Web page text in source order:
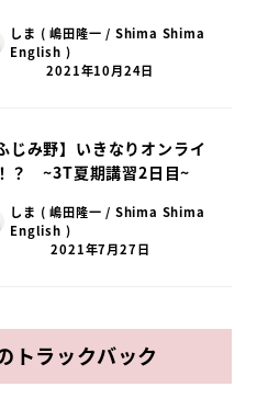
しま ( 嶋田隆一 / Shima Shima
English )
2021年10月24日
じみ野】いきなりオンライ
？ ~3T夏期講習2日目~
しま ( 嶋田隆一 / Shima Shima
English )
2021年7月27日
トラックバック